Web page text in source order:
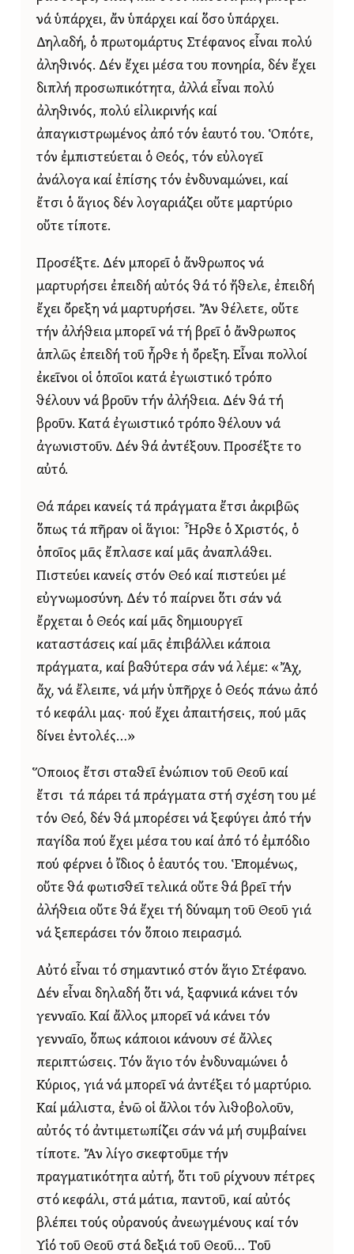
νά ὑπάρχει, ἄν ὑπάρχει καί ὅσο ὑπάρχει.
Δηλαδή, ὁ πρωτομάρτυς Στέφανος εἶναι πολύ
ἀληθινός. Δέν ἔχει μέσα του πονηρία, δέν ἔχει
διπλή προσωπικότητα, ἀλλά εἶναι πολύ
ἀληθινός, πολύ εἰλικρινής καί
ἀπαγκιστρωμένος ἀπό τόν ἑαυτό του. Ὁπότε,
τόν ἐμπιστεύεται ὁ Θεός, τόν εὐλογεῖ
ἀνάλογα καί ἐπίσης τόν ἐνδυναμώνει, καί
ἔτσι ὁ ἅγιος δέν λογαριάζει οὔτε μαρτύριο
οὔτε τίποτε.
Προσέξτε. Δέν μπορεῖ ὁ ἄνθρωπος νά
μαρτυρήσει ἐπειδή αὐτός θά τό ἤθελε, ἐπειδή
ἔχει ὄρεξη νά μαρτυρήσει. Ἄν θέλετε, οὔτε
τήν ἀλήθεια μπορεῖ νά τή βρεῖ ὁ ἄνθρωπος
ἁπλῶς ἐπειδή τοῦ ἦρθε ἡ ὄρεξη. Εἶναι πολλοί
ἐκεῖνοι οἱ ὁποῖοι κατά ἐγωιστικό τρόπο
θέλουν νά βροῦν τήν ἀλήθεια. Δέν θά τή
βροῦν. Κατά ἐγωιστικό τρόπο θέλουν νά
ἀγωνιστοῦν. Δέν θά ἀντέξουν. Προσέξτε το
αὐτό.
Θά πάρει κανείς τά πράγματα ἔτσι ἀκριβῶς
ὅπως τά πῆραν οἱ ἅγιοι: Ἦρθε ὁ Χριστός, ὁ
ὁποῖος μᾶς ἔπλασε καί μᾶς ἀναπλάθει.
Πιστεύει κανείς στόν Θεό καί πιστεύει μέ
εὐγνωμοσύνη. Δέν τό παίρνει ὅτι σάν νά
ἔρχεται ὁ Θεός καί μᾶς δημιουργεῖ
καταστάσεις καί μᾶς ἐπιβάλλει κάποια
πράγματα, καί βαθύτερα σάν νά λέμε: «Ἄχ,
ἄχ, νά ἔλειπε, νά μήν ὑπῆρχε ὁ Θεός πάνω ἀπό
τό κεφάλι μας· πού ἔχει ἀπαιτήσεις, πού μᾶς
δίνει ἐντολές…»
Ὅποιος ἔτσι σταθεῖ ἐνώπιον τοῦ Θεοῦ καί
ἔτσι τά πάρει τά πράγματα στή σχέση του μέ
τόν Θεό, δέν θά μπορέσει νά ξεφύγει ἀπό τήν
παγίδα πού ἔχει μέσα του καί ἀπό τό ἐμπόδιο
πού φέρνει ὁ ἴδιος ὁ ἑαυτός του. Ἑπομένως,
οὔτε θά φωτισθεῖ τελικά οὔτε θά βρεῖ τήν
ἀλήθεια οὔτε θά ἔχει τή δύναμη τοῦ Θεοῦ γιά
νά ξεπεράσει τόν ὅποιο πειρασμό.
Αὐτό εἶναι τό σημαντικό στόν ἅγιο Στέφανο.
Δέν εἶναι δηλαδή ὅτι νά, ξαφνικά κάνει τόν
γενναῖο. Καί ἄλλος μπορεῖ νά κάνει τόν
γενναῖο, ὅπως κάποιοι κάνουν σέ ἄλλες
περιπτώσεις. Τόν ἅγιο τόν ἐνδυναμώνει ὁ
Κύριος, γιά νά μπορεῖ νά ἀντέξει τό μαρτύριο.
Καί μάλιστα, ἐνῶ οἱ ἄλλοι τόν λιθοβολοῦν,
αὐτός τό ἀντιμετωπίζει σάν νά μή συμβαίνει
τίποτε. Ἄν λίγο σκεφτοῦμε τήν
πραγματικότητα αὐτή, ὅτι τοῦ ρίχνουν πέτρες
στό κεφάλι, στά μάτια, παντοῦ, καί αὐτός
βλέπει τούς οὐρανούς ἀνεωγμένους καί τόν
Υἱό τοῦ Θεοῦ στά δεξιά τοῦ Θεοῦ… Τοῦ